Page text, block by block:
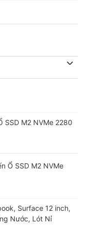
SSD M2 NVMe 2280
Ổ SSD M2 NVMe
Surface 12 inch,
Nước, Lót Nỉ